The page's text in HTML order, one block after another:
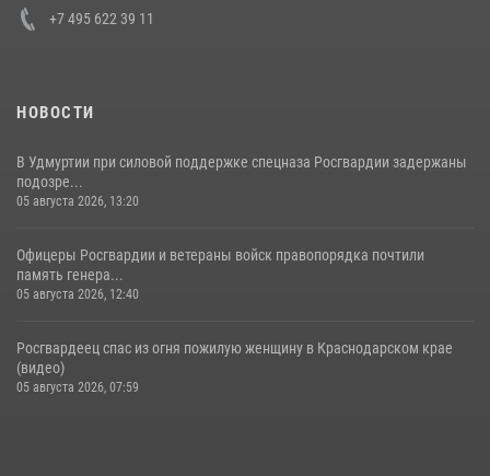
+7 495 622 39 11
НОВОСТИ
В Удмуртии при силовой поддержке спецназа Росгвардии задержаны
подозре...
05 августа 2026, 13:20
Офицеры Росгвардии и ветераны войск правопорядка почтили
память генера...
05 августа 2026, 12:40
Росгвардеец спас из огня пожилую женщину в Краснодарском крае
(видео)
05 августа 2026, 07:59